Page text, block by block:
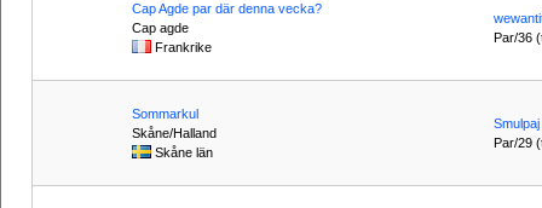
Cap Agde par där denna vecka?
Cap agde
Frankrike
Par/36
Sommarkul
Skåne/Halland
Skåne län
Smulpaj
Par/29